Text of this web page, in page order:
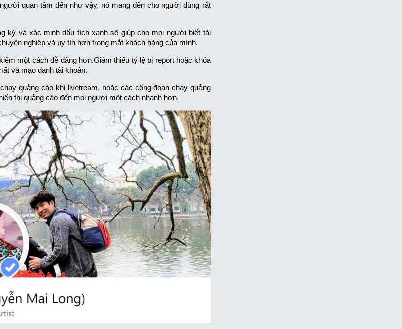
quan tâm đến như vậy, nó mang đến cho người dùng rất
ký và xác minh dấu tích xanh sẽ giúp cho mọi người biết tài
nghiệp và uy tín hơn trong mắt khách hàng của mình.
một cách dễ dàng hơn.Giảm thiểu tỷ lệ bị report hoặc khóa
và mạo danh tài khoản.
quảng cáo khi livetream, hoặc các công đoạn chạy quảng
thị quảng cáo đến mọi người một cách nhanh hơn.